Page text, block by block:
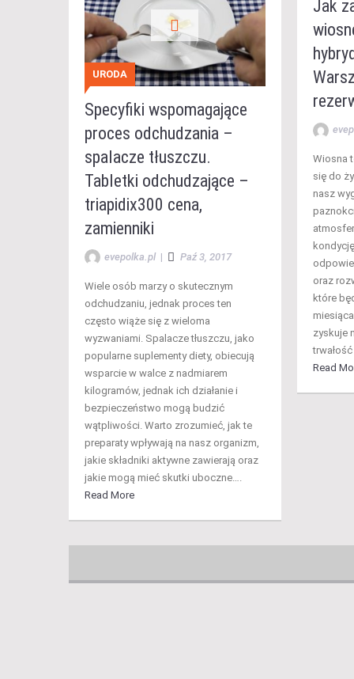
URODA
Specyfiki wspomagające
proces odchudzania –
spalacze tłuszczu.
Tabletki odchudzające –
triapidix300 cena,
zamienniki
evepolka.pl | Paź 3, 2017
Wiele osób marzy o skutecznym
odchudzaniu, jednak proces ten
często wiąże się z wieloma
wyzwaniami. Spalacze tłuszczu, jako
popularne suplementy diety, obiecują
wsparcie w walce z nadmiarem
kilogramów, jednak ich działanie i
bezpieczeństwo mogą budzić
wątpliwości. Warto zrozumieć, jak te
preparaty wpływają na nasz organizm,
jakie składniki aktywne zawierają oraz
jakie mogą mieć skutki uboczne….
Read More
Jak
Wiosna
się do
nasz
oraz
które
zyskuje
Read